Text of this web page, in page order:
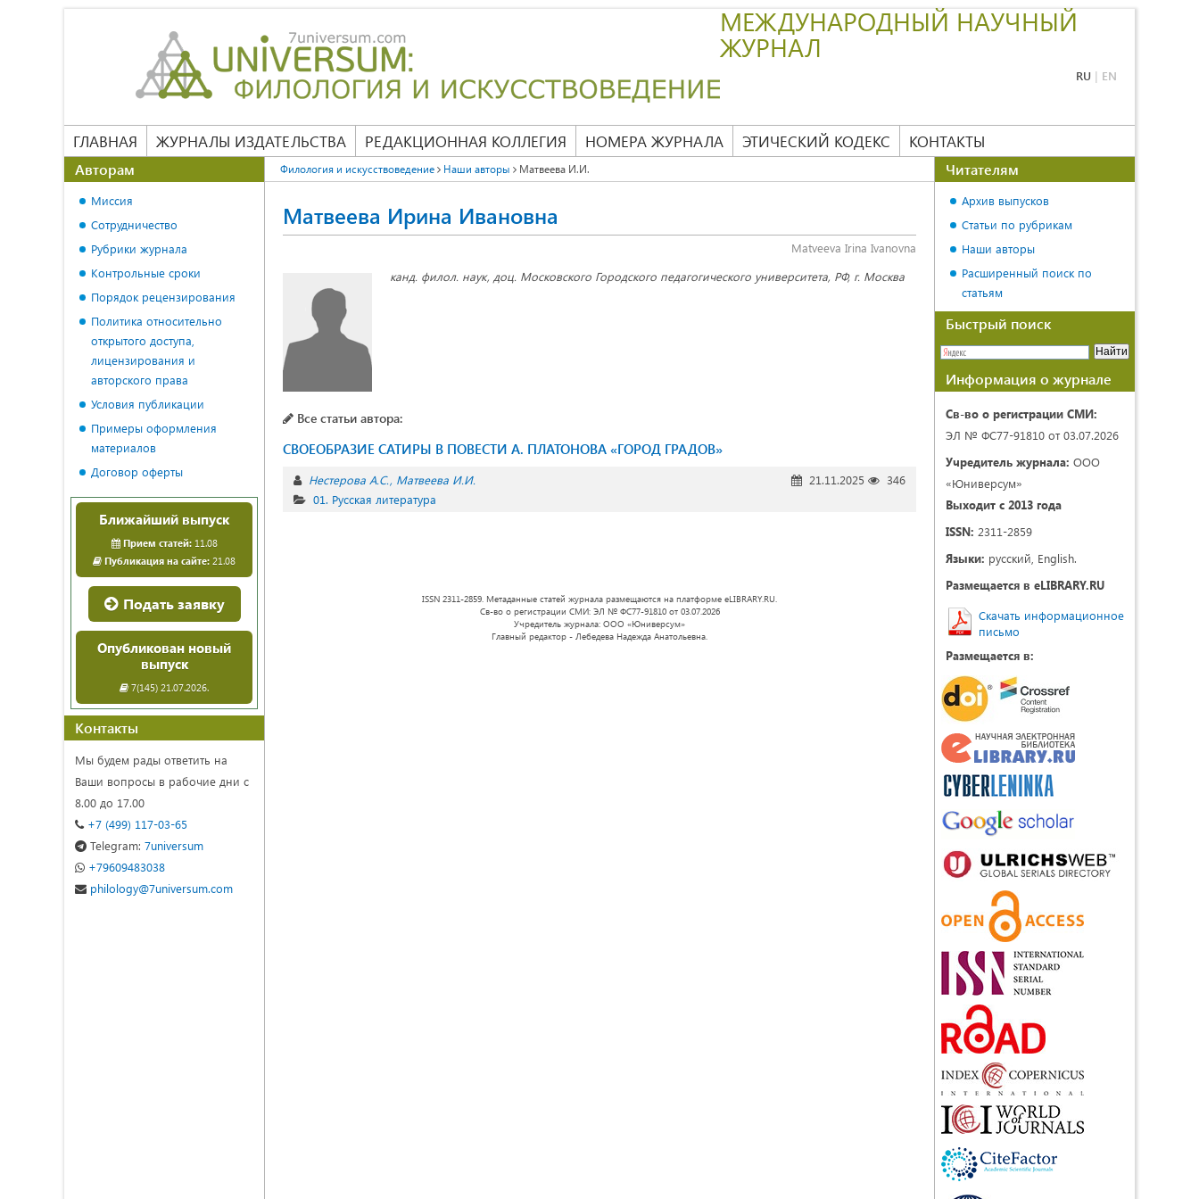
МЕЖДУНАРОДНЫЙ НАУЧНЫЙ
ЖУРНАЛ
RU | EN
ГЛАВНАЯ ЖУРНАЛЫ ИЗДАТЕЛЬСТВА РЕДАКЦИОННАЯ КОЛЛЕГИЯ НОМЕРА ЖУРНАЛА ЭТИЧЕСКИЙ КОДЕКС КОНТАКТЫ
Филология и искусствоведение Наши авторы Матвеева И.И.
Матвеева Ирина Ивановна
Matveeva Irina Ivanovna
канд. филол. наук, доц. Московского Городского педагогического университета, РФ, г. Москва
Все статьи автора:
СВОЕОБРАЗИЕ САТИРЫ В ПОВЕСТИ А. ПЛАТОНОВА «ГОРОД ГРАДОВ»
Нестерова А.С. Матвеева И.И. 21.11.2025
346
01. Русская литература
ISSN 2311-2859. Метаданные статей журнала размещаются на платформе eLIBRARY.RU.
Св-во о регистрации СМИ: ЭЛ № ФС77-91810 от 03.07.2026
Учредитель журнала: ООО «Юниверсум»
Главный редактор - Лебедева Надежда Анатольевна.
Авторам
Миссия
Сотрудничество
Рубрики журнала
Контрольные сроки
Порядок рецензирования
Политика относительно
открытого доступа,
лицензирования и
авторского права
Условия публикации
Примеры оформления
материалов
Договор оферты
Ближайший выпуск
Прием статей:11.08
Публикация на сайте: 21.08
Подать заявку
Опубликован новый
выпуск
7(145) 21.07.2026.
Контакты
Мы будем рады ответить на
Ваши вопросы в рабочие дни с
8.00 до 17.00
+7 (499) 117-03-65
Telegram: 7universum
+79609483038
philology@7universum.com
Читателям
Архив выпусков
Статьи по рубрикам
Наши авторы
Расширенный поиск по
статьям
Быстрый поиск
Информация о журнале
Св-во о регистрации СМИ:
ЭЛ № ФС77-91810 от 03.07.2026
Учредитель журнала: ООО
«Юниверсум»
Выходит с 2013 года
ISSN: 2311-2859
Языки: русский, English.
Размещается в eLIBRARY.RU
Скачать информационное
письмо
Размещается в: